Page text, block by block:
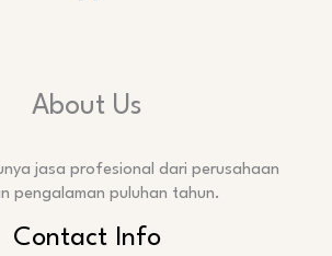
About Us
jasa profesional dari perusahaan
pengalaman puluhan tahun.
Contact Info